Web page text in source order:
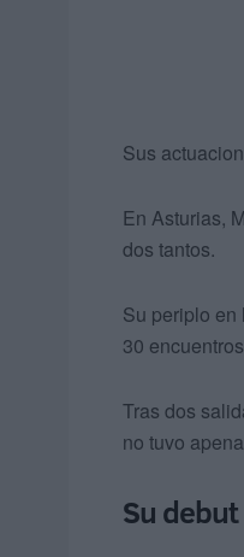
Sus
En Asturias,
dos tantos.
Su periplo en
30
Tras dos
no tuvo
Su